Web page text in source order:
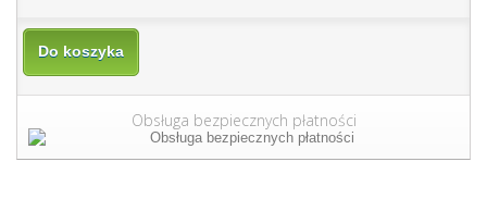
Do koszyka
Obsługa bezpiecznych płatności